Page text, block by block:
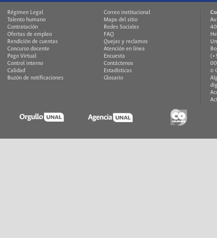
Régimen Legal
Talento humano
Contratación
Ofertas de empleo
Rendición de cuentas
Concurso docente
Pago Virtual
Control interno
Calidad
Buzón de notificaciones
Correo institucional
Mapa del sitio
Redes Sociales
FAQ
Quejas y reclamos
Atención en línea
Encuesta
Contáctenos
Estadísticas
Glosario
©